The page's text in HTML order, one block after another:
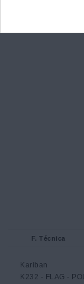
F. Técnica
Kariban
K232 - FLAG -